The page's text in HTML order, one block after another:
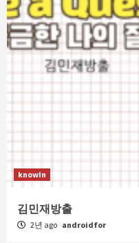
knowIn
김민재방출
2년 ago androidfor